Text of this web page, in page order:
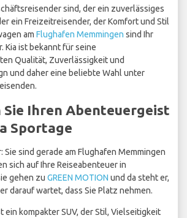
sind, der ein zuverlässiges
ein Freizeitreisender, der Komfort und Stil
am Flughafen Memmingen sind Ihr
Kia ist bekannt für seine
Qualität, Zuverlässigkeit und
und daher eine beliebte Wahl unter
Ihren Abenteuergeist
Sportage
Sie sind gerade am Flughafen Memmingen
sich auf Ihre Reiseabenteuer in
gehen zu GREEN MOTION und da steht er,
darauf wartet, dass Sie Platz nehmen.
ein kompakter SUV, der Stil, Vielseitigkeit